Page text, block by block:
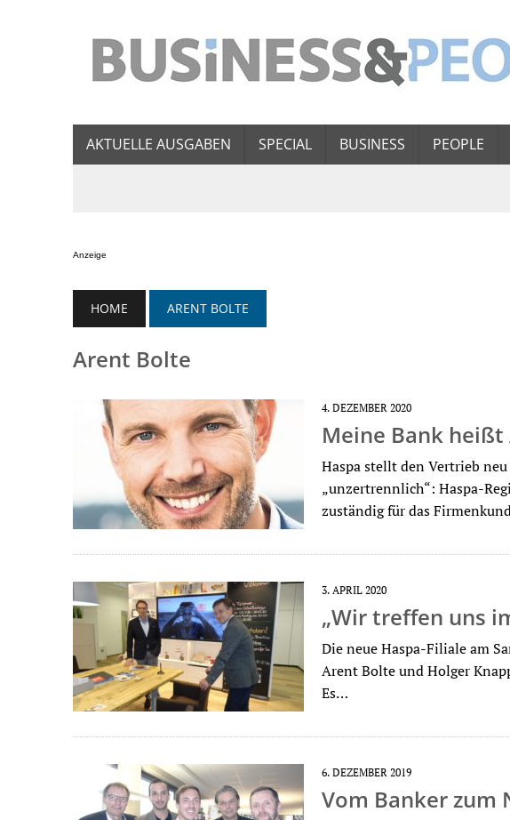
AKTUELLE AUSGABEN SPECIAL BUSINESS PEOPLE
Anzeige
HOME ARENT BOLTE
Arent Bolte
4. DEZEMBER 2020
Meine Bank
Haspa stellt den Vertrieb
„unzertrennlich“: Haspa-
zuständig für das
3. APRIL 2020
„Wir treffen uns
Die neue Haspa-Filiale am
Arent Bolte und Holger
Es…
6. DEZEMBER 2019
Vom Banker zum